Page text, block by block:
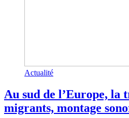
Actualité
Au sud de l’Europe, la
migrants, montage